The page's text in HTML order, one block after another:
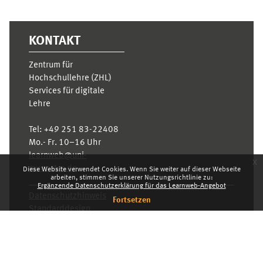
Diese Website verwendet Cookies. Wenn Sie weiter auf dieser Webseite
arbeiten, stimmen Sie unserer Nutzungsrichtlinie zu:
Ergänzende Datenschutzerklärung für das Learnweb-Angebot
Fortsetzen
x
KONTAKT
Zentrum für
Hochschullehre (ZHL)
Services für digitale
Lehre
Tel: +49 251 83-22408
Mo.- Fr. 10–16 Uhr
learnweb@uni-
muenster.de
Standarddesign